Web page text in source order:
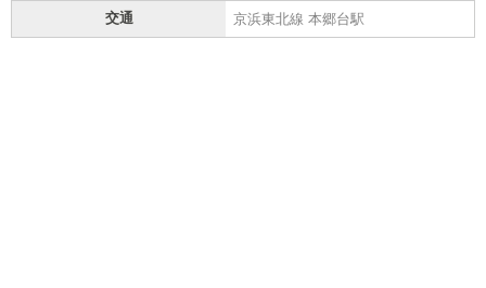
交通 京浜東北線 本郷台駅